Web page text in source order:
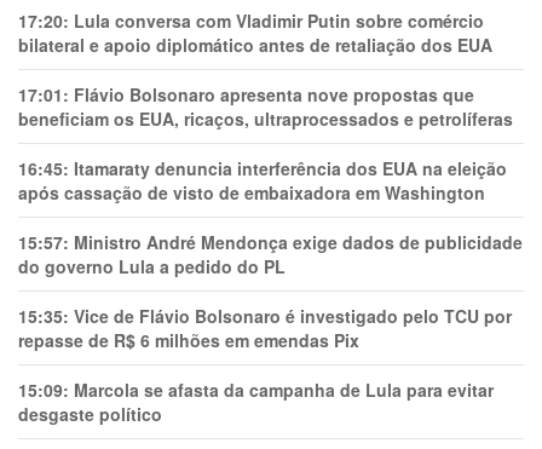
17:20: Lula conversa com Vladimir Putin sobre comércio
bilateral e apoio diplomático antes de retaliação dos EUA
17:01: Flávio Bolsonaro apresenta nove propostas que
beneficiam os EUA, ricaços, ultraprocessados e petrolíferas
16:45: Itamaraty denuncia interferência dos EUA na eleição
após cassação de visto de embaixadora em Washington
15:57: Ministro André Mendonça exige dados de publicidade
do governo Lula a pedido do PL
15:35: Vice de Flávio Bolsonaro é investigado pelo TCU por
repasse de R$ 6 milhões em emendas Pix
15:09: Marcola se afasta da campanha de Lula para evitar
desgaste político